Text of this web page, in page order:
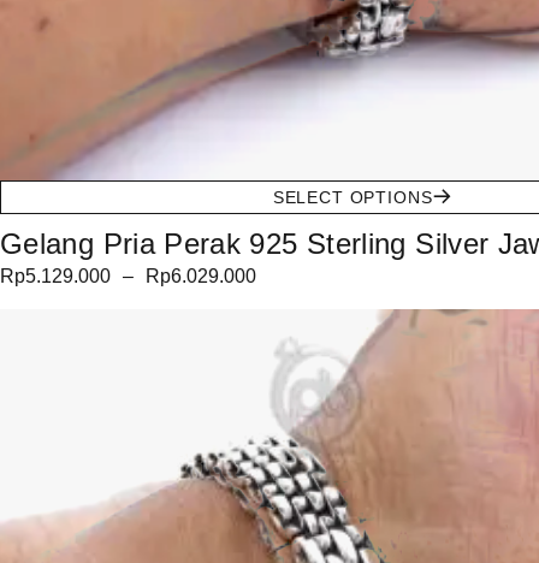
SELECT OPTIONS
Gelang Pria Perak 925 Sterling Silver
Rp5.129.000 – Rp6.029.000